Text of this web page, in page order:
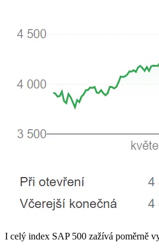
I celý index SAP 500 zažívá poměrně